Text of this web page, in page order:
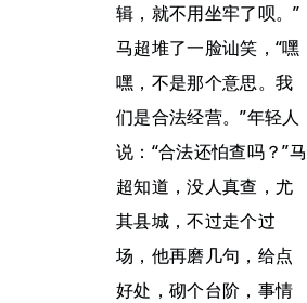
辑，就不用坐牢了呗。”
马超堆了一脸讪笑，“嘿
嘿，不是那个意思。我
们是合法经营。”年轻人
说：“合法还怕查吗？”马
超知道，没人真查，尤
其县城，不过走个过
场，他再磨几句，给点
好处，砌个台阶，事情